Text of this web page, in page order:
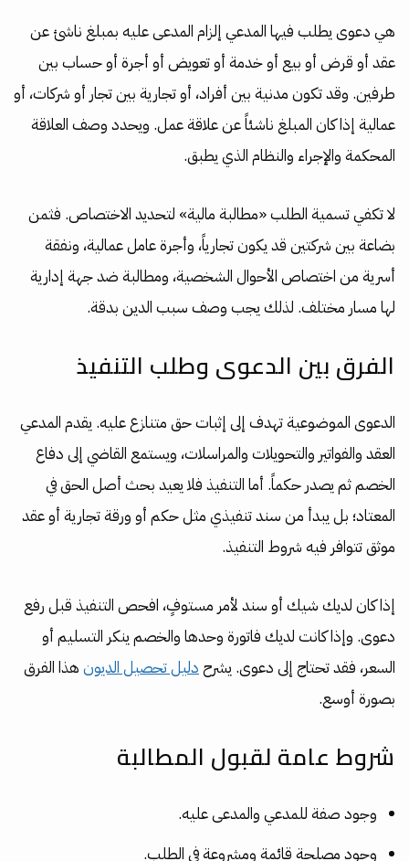
هي دعوى يطلب فيها المدعي إلزام المدعى عليه بمبلغ ناشئ عن
عقد أو قرض أو بيع أو خدمة أو تعويض أو أجرة أو حساب بين
طرفين. وقد تكون مدنية بين أفراد، أو تجارية بين تجار أو شركات، أو
عمالية إذا كان المبلغ ناشئاً عن علاقة عمل. ويحدد وصف العلاقة
المحكمة والإجراء والنظام الذي يطبق.
لا تكفي تسمية الطلب «مطالبة مالية» لتحديد الاختصاص. فثمن
بضاعة بين شركتين قد يكون تجارياً، وأجرة عامل عمالية، ونفقة
أسرية من اختصاص الأحوال الشخصية، ومطالبة ضد جهة إدارية
لها مسار مختلف. لذلك يجب وصف سبب الدين بدقة.
الفرق بين الدعوى وطلب التنفيذ
الدعوى الموضوعية تهدف إلى إثبات حق متنازع عليه. يقدم المدعي
العقد والفواتير والتحويلات والمراسلات، ويستمع القاضي إلى دفاع
الخصم ثم يصدر حكماً. أما التنفيذ فلا يعيد بحث أصل الحق في
المعتاد؛ بل يبدأ من سند تنفيذي مثل حكم أو ورقة تجارية أو عقد
موثق تتوافر فيه شروط التنفيذ.
إذا كان لديك شيك أو سند لأمر مستوفٍ، افحص التنفيذ قبل رفع
دعوى. وإذا كانت لديك فاتورة وحدها والخصم ينكر التسليم أو
السعر، فقد تحتاج إلى دعوى. يشرح دليل تحصيل الديون هذا الفرق
بصورة أوسع.
شروط عامة لقبول المطالبة
وجود صفة للمدعي والمدعى عليه.
وجود مصلحة قائمة ومشروعة في الطلب.